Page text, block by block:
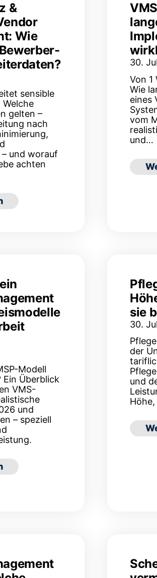
Checkliste
&
Wie
sensible
Welche
gelten –
nach
und worauf
achten
& DSGVO im Vendor
30.
Von 1
Wie
eines
vom
und…
:
& Schnittstellen im
Modell
Ein Überblick
VMS-
und
– speziell
ein Vendor Management
sie
30.
der
und
: